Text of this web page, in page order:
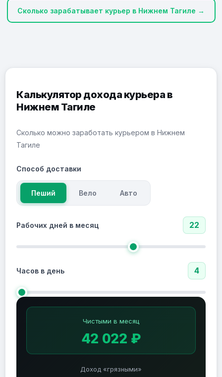
Сколько зарабатывает курьер в Нижнем Тагиле →
Калькулятор дохода курьера в
Нижнем Тагиле
Сколько можно заработать курьером в Нижнем
Тагиле
Способ доставки
Пеший Вело Авто
Рабочих дней в месяц 22
Часов в день 4
Доход «грязными»
Чистыми в месяц
42 022 ₽